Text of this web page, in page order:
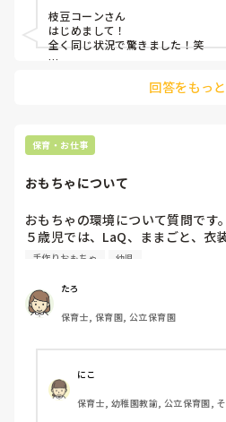
枝豆コーンさん
はじめまして！
全く同じ状況で驚きました！笑
散歩行くのかな〜？行くならどこ
今はプールもあるので朝イチ入る
が、朝の時点でプールの順番も未定
て💧
がら話しています💧
枝豆コーンさんのところは決まっ
ということでしょうか？
ゆるゆるのびのび楽しんでいる雰
有は求めず子どもたちと一緒にお
臨機応変が大事ですね！
いろんな保育がありますね。
共有も大切ですが、共有されなく
ると考えて、必要なことはガンガ
回答をもっ
保育・お仕事
おもちゃについて
おもちゃの環境について質問です。
５歳児では、LaQ、ままごと、衣
ム、図鑑が人気です。
ものがあれば教えてください。
また、おもちゃの内容は定期的
手作りおもちゃ 幼児
たろ
保育士, 保育園, 公立保育園
にこ
保育士, 幼稚園教諭, 公立保育園,